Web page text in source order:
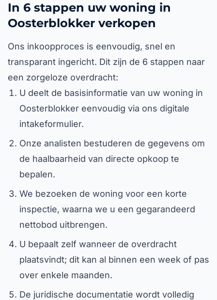
In 6 stappen uw woning in
Oosterblokker verkopen
Ons inkoopproces is eenvoudig, snel en
transparant ingericht. Dit zijn de 6 stappen naar
een zorgeloze overdracht:
U deelt de basisinformatie van uw woning in
Oosterblokker eenvoudig via ons digitale
intakeformulier.
Onze analisten bestuderen de gegevens om
de haalbaarheid van directe opkoop te
bepalen.
We bezoeken de woning voor een korte
inspectie, waarna we u een gegarandeerd
nettobod uitbrengen.
U bepaalt zelf wanneer de overdracht
plaatsvindt; dit kan al binnen een week of pas
over enkele maanden.
De juridische documentatie wordt volledig